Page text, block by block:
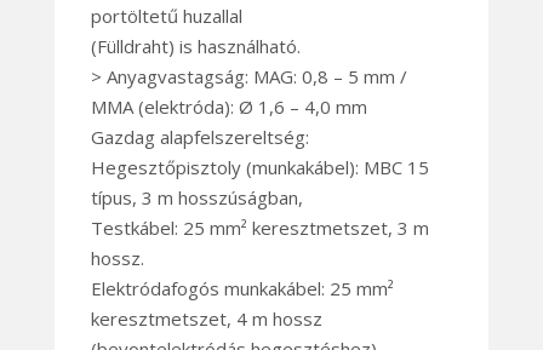
portöltetű huzallal
(Fülldraht) is használható.
> Anyagvastagság: MAG: 0,8 – 5 mm /
MMA (elektróda): Ø 1,6 – 4,0 mm
Gazdag alapfelszereltség:
Hegesztőpisztoly (munkakábel): MBC 15
típus, 3 m hosszúságban,
Testkábel: 25 mm² keresztmetszet, 3 m
hossz.
Elektródafogós munkakábel: 25 mm²
keresztmetszet, 4 m hossz